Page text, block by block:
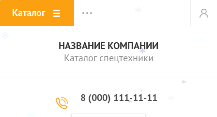
*
*
*
*
* *
Каталог
НАЗВАНИЕ КОМПАНИИ
Каталог спецтехники
8 (000) 111-11-11